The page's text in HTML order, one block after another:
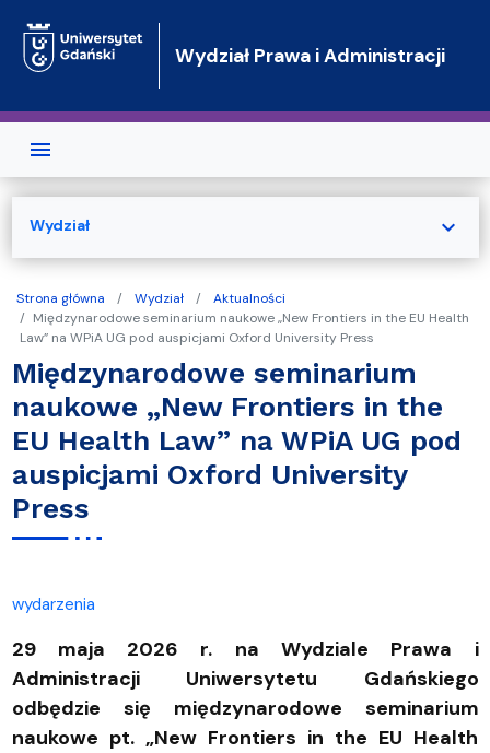
Wydział Prawa i Administracji
Strona główna Wydział
Aktualności
Międzynarodowe seminarium naukowe „New Frontiers in the EU Health
Law” na WPiA UG pod auspicjami Oxford University Press
Międzynarodowe seminarium
naukowe „New Frontiers in the
EU Health Law” na WPiA UG pod
auspicjami Oxford University
Press
wydarzenia
29 maja 2026 r. na Wydziale Prawa i
Administracji Uniwersytetu Gdańskiego
odbędzie się międzynarodowe seminarium
naukowe pt. „New Frontiers in the EU Health
Wydział expand_more